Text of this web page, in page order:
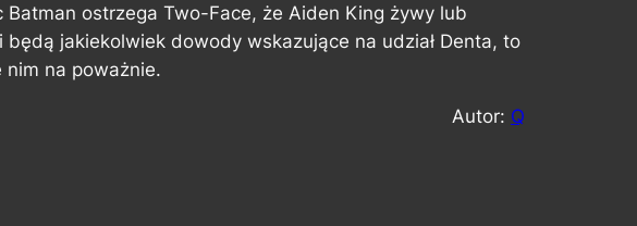
Batman ostrzega Two-Face, że Aiden King żywy lub
jakiekolwiek dowody wskazujące na udział Denta, to
na poważnie.
Autor: Q